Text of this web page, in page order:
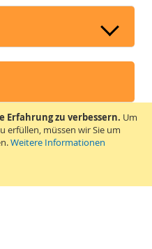
Erfahrung zu verbessern. Um
erfüllen, müssen wir Sie um
Weitere Informationen